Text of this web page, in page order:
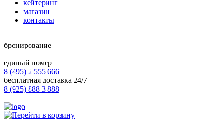
кейтеринг
магазин
контакты
бронирование
единый номер
8 (495) 2 555 666
бесплатная доставка 24/7
8 (925) 888 3 888